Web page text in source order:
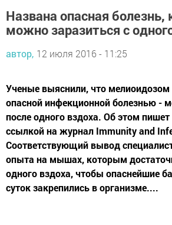
Названа опасная болезнь,
можно заразиться с
автор, 12 июля 2016 - 11:25
Ученые выяснили, что мелиоидозом
опасной инфекционной болезнью -
после одного вздоха. Об этом пишет
ссылкой на журнал Immunity and
Соответствующий вывод
опыта на мышах, которым
одного вздоха, чтобы опаснейшие
суток закрепились в организме....